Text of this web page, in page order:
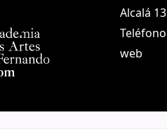
Alcalá
web